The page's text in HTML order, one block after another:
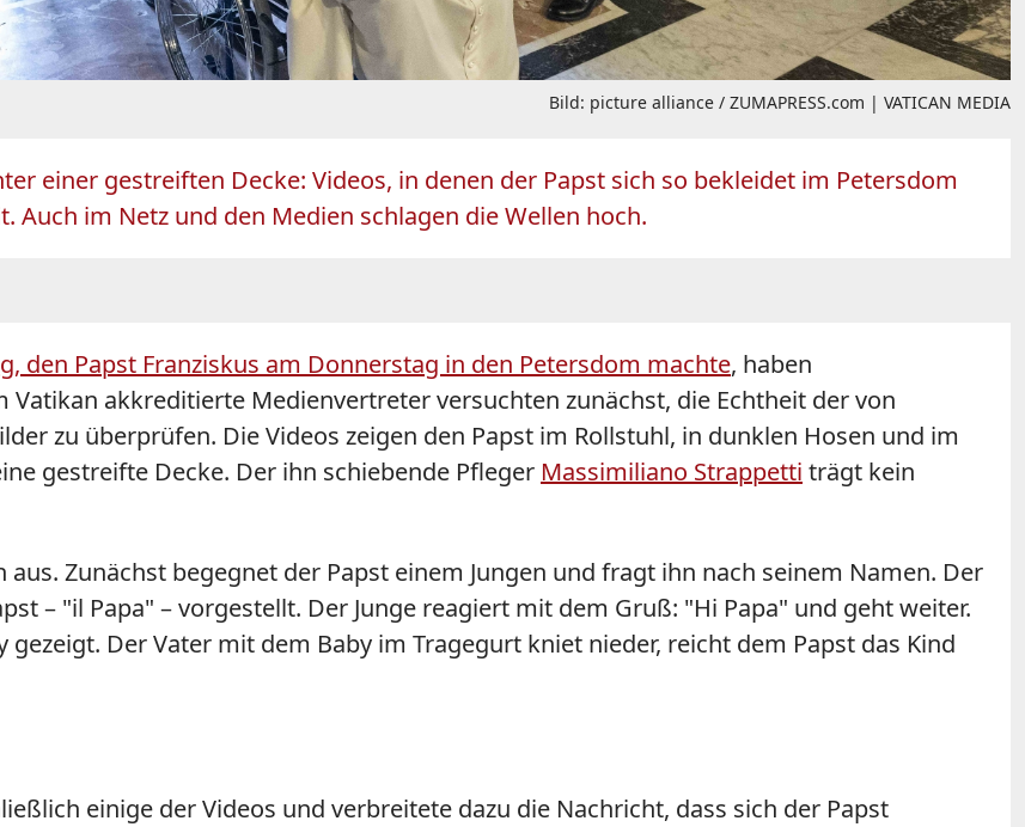
Bild: picture alliance / ZUMAPRESS.com | VATICAN MEDIA
einer gestreiften Decke: Videos, in denen der Papst sich so bekleidet im Petersdom
im Netz und den Medien schlagen die Wellen hoch.
den Papst Franziskus am Donnerstag in den Petersdom machte, haben
Vatikan akkreditierte Medienvertreter versuchten zunächst, die Echtheit der von
zu überprüfen. Die Videos zeigen den Papst im Rollstuhl, in dunklen Hosen und im
gestreifte Decke. Der ihn schiebende Pfleger Massimiliano Strappetti trägt kein
aus. Zunächst begegnet der Papst einem Jungen und fragt ihn nach seinem Namen. Der
– "il Papa" – vorgestellt. Der Junge reagiert mit dem Gruß: "Hi Papa" und geht weiter.
Der Vater mit dem Baby im Tragegurt kniet nieder, reicht dem Papst das Kind
einige der Videos und verbreitete dazu die Nachricht, dass sich der Papst